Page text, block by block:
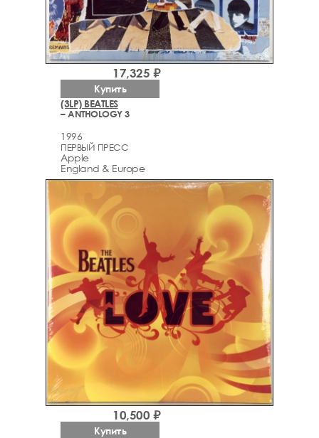
(3LP) BEATLES
– ANTHOLOGY 3
1996
ПЕРВЫЙ ПРЕСС
Apple
England & Europe
17,325 ₽
Купить
10,500 ₽
Купить